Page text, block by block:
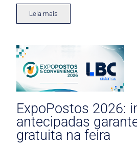
Leia mais
ExpoPostos 2026:
antecipadas
gratuita na feira